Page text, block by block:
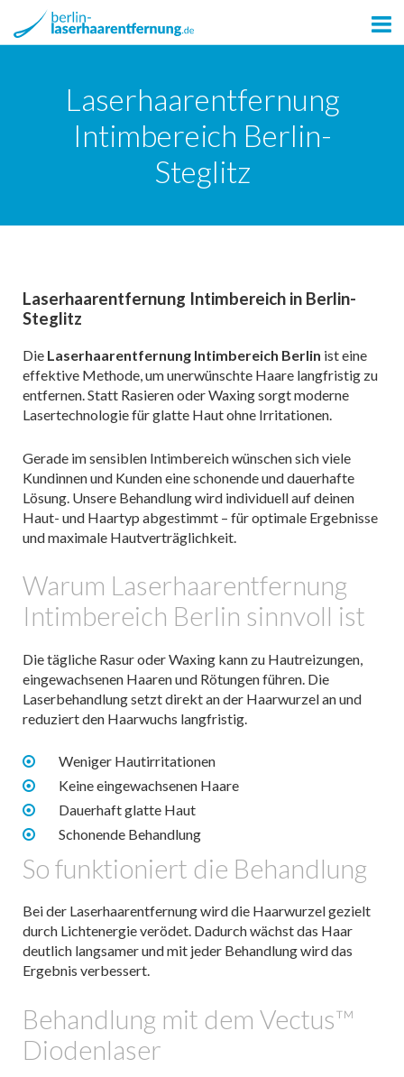
Laserhaarentfernung
Intimbereich Berlin-
Steglitz
Laserhaarentfernung Intimbereich in Berlin-
Steglitz
Die Laserhaarentfernung Intimbereich Berlin ist eine
effektive Methode, um unerwünschte Haare langfristig zu
entfernen. Statt Rasieren oder Waxing sorgt moderne
Lasertechnologie für glatte Haut ohne Irritationen.
Gerade im sensiblen Intimbereich wünschen sich viele
Kundinnen und Kunden eine schonende und dauerhafte
Lösung. Unsere Behandlung wird individuell auf deinen
Haut- und Haartyp abgestimmt – für optimale Ergebnisse
und maximale Hautverträglichkeit.
Warum Laserhaarentfernung
Intimbereich Berlin sinnvoll ist
Die tägliche Rasur oder Waxing kann zu Hautreizungen,
eingewachsenen Haaren und Rötungen führen. Die
Laserbehandlung setzt direkt an der Haarwurzel an und
reduziert den Haarwuchs langfristig.
Weniger Hautirritationen
Keine eingewachsenen Haare
Dauerhaft glatte Haut
Schonende Behandlung
So funktioniert die Behandlung
Bei der Laserhaarentfernung wird die Haarwurzel gezielt
durch Lichtenergie verödet. Dadurch wächst das Haar
deutlich langsamer und mit jeder Behandlung wird das
Ergebnis verbessert.
Behandlung mit dem Vectus™
Diodenlaser